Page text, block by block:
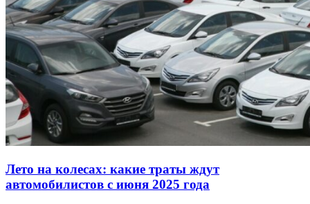
Лето на колесах: какие траты ждут
автомобилистов с июня 2025 года